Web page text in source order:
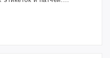
сэкономить